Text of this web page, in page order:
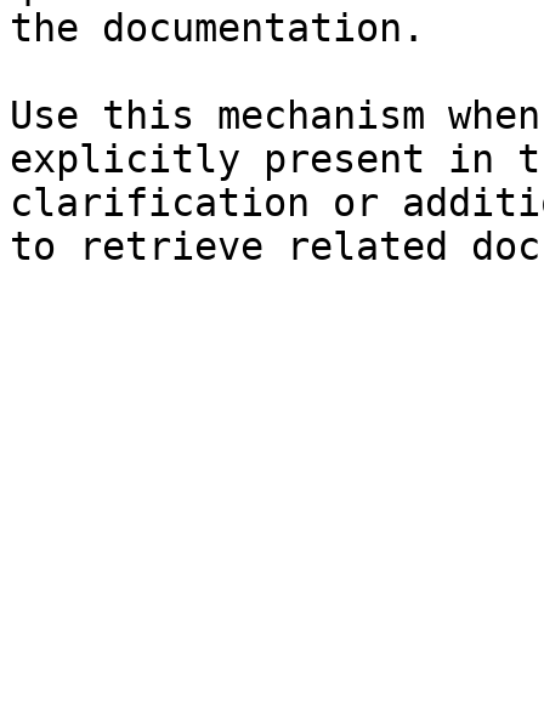
the documentation.
Use this mechanism
explicitly present in
clarification or